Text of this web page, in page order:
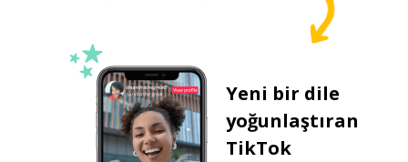
Yeni bir dile
yoğunlaştıran
TikTok